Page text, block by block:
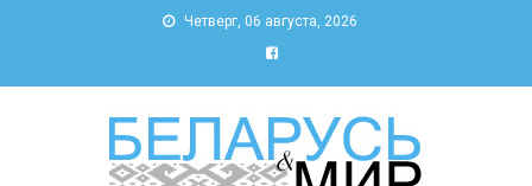
Четверг, 06 августа, 2026